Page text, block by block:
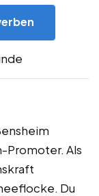
Promoter. Als
Du